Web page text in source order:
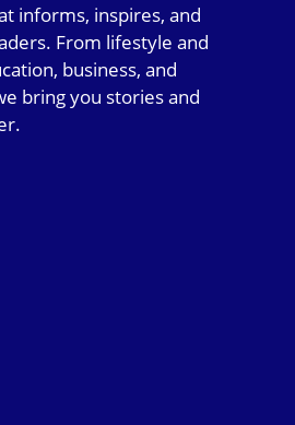
informs, inspires, and
From lifestyle and
business, and
bring you stories and